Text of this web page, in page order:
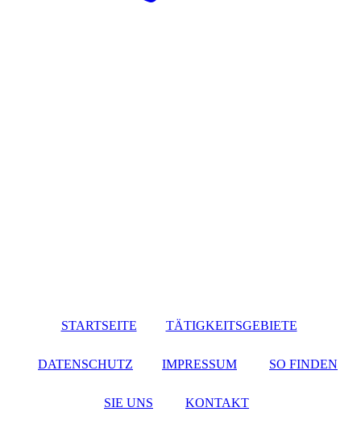
STARTSEITE TÄTIGKEITSGEBIETE
DATENSCHUTZ IMPRESSUM SO FINDEN
SIE UNS KONTAKT